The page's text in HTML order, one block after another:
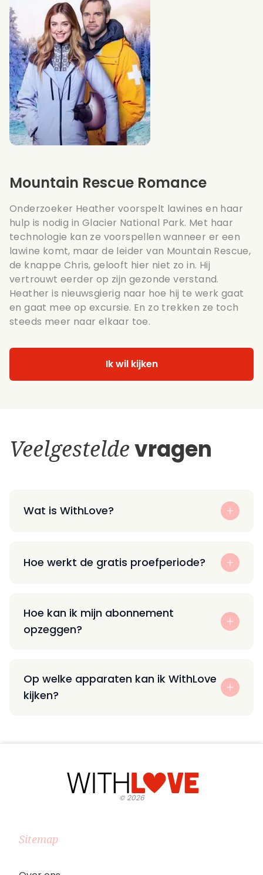
Mountain Rescue Romance
Onderzoeker Heather voorspelt lawines en haar
hulp is nodig in Glacier National Park. Met haar
technologie kan ze voorspellen wanneer er een
lawine komt, maar de leider van Mountain Rescue,
de knappe Chris, gelooft hier niet zo in. Hij
vertrouwt eerder op zijn gezonde verstand.
Heather is nieuwsgierig naar hoe hij te werk gaat
en gaat mee op excursie. En zo trekken ze toch
steeds meer naar elkaar toe.
Ik wil kijken
Veelgesteldevragen
Wat is WithLove?
Hoe werkt de gratis proefperiode?
Hoe kan ik mijn abonnement
opzeggen?
Op welke apparaten kan ik WithLove
kijken?
©2026
Sitemap